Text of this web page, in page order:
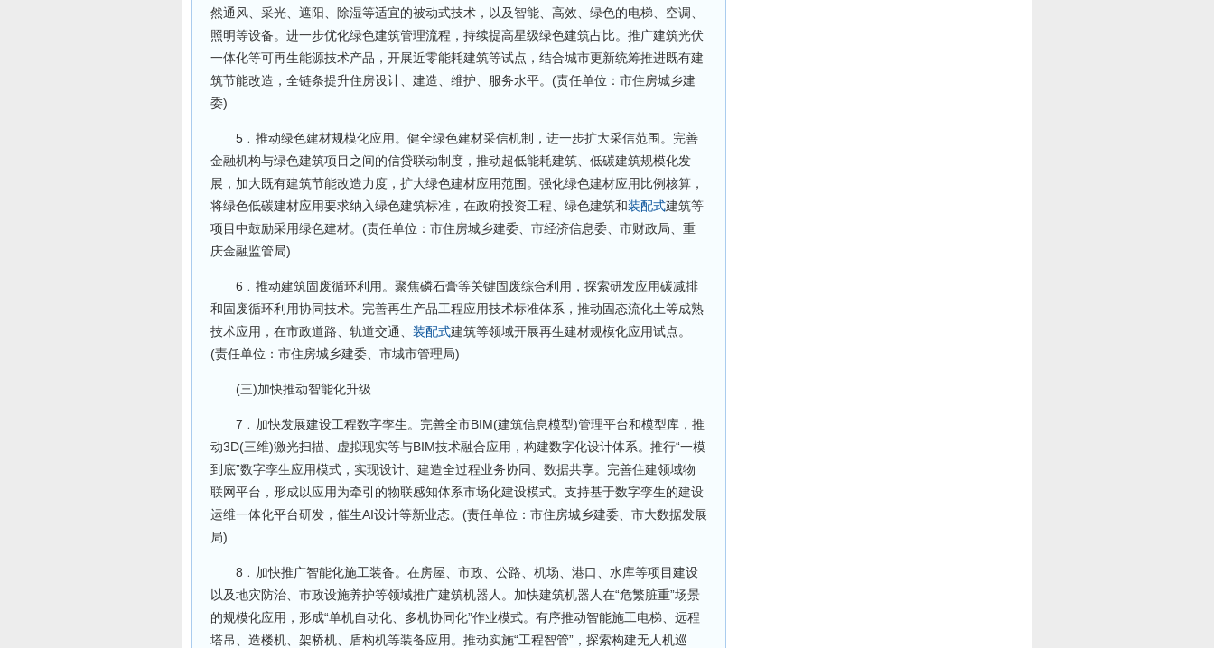
然通风、采光、遮阳、除湿等适宜的被动式技术，以及智能、高效、绿色的电梯、空调、
照明等设备。进一步优化绿色建筑管理流程，持续提高星级绿色建筑占比。推广建筑光伏
一体化等可再生能源技术产品，开展近零能耗建筑等试点，结合城市更新统筹推进既有建
筑节能改造，全链条提升住房设计、建造、维护、服务水平。(责任单位：市住房城乡建
委)
5﹒推动绿色建材规模化应用。健全绿色建材采信机制，进一步扩大采信范围。完善
金融机构与绿色建筑项目之间的信贷联动制度，推动超低能耗建筑、低碳建筑规模化发
展，加大既有建筑节能改造力度，扩大绿色建材应用范围。强化绿色建材应用比例核算，
将绿色低碳建材应用要求纳入绿色建筑标准，在政府投资工程、绿色建筑和装配式建筑等
项目中鼓励采用绿色建材。(责任单位：市住房城乡建委、市经济信息委、市财政局、重
庆金融监管局)
6﹒推动建筑固废循环利用。聚焦磷石膏等关键固废综合利用，探索研发应用碳减排
和固废循环利用协同技术。完善再生产品工程应用技术标准体系，推动固态流化土等成熟
技术应用，在市政道路、轨道交通、 装配式建筑等领域开展再生建材规模化应用试点。
(责任单位：市住房城乡建委、市城市管理局)
(三)加快推动智能化升级
7﹒加快发展建设工程数字孪生。完善全市BIM(建筑信息模型)管理平台和模型库，推
动3D(三维)激光扫描、虚拟现实等与BIM技术融合应用，构建数字化设计体系。推行“一模
到底”数字孪生应用模式，实现设计、建造全过程业务协同、数据共享。完善住建领域物
联网平台，形成以应用为牵引的物联感知体系市场化建设模式。支持基于数字孪生的建设
运维一体化平台研发，催生AI设计等新业态。(责任单位：市住房城乡建委、市大数据发展
局)
8﹒加快推广智能化施工装备。在房屋、市政、公路、机场、港口、水库等项目建设
以及地灾防治、市政设施养护等领域推广建筑机器人。加快建筑机器人在“危繁脏重”场景
的规模化应用，形成“单机自动化、多机协同化”作业模式。有序推动智能施工电梯、远程
塔吊、造楼机、架桥机、盾构机等装备应用。推动实施“工程智管”，探索构建无人机巡